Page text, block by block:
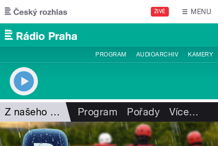
Přejít k hlavnímu obsahu
ŽIVĚ MENU
PROGRAM AUDIOARCHIV KAMERY
Z našeho vysílání Program Pořady Více…